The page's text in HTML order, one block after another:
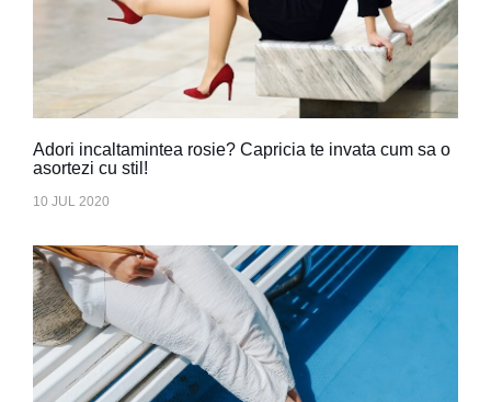
Adori incaltamintea rosie? Capricia te invata cum sa o
asortezi cu stil!
10 JUL 2020